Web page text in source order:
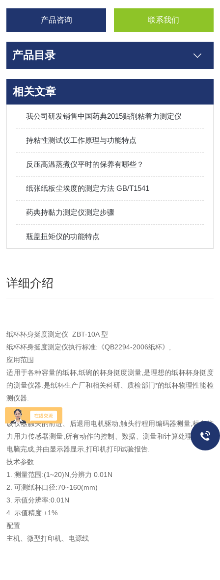
产品咨询 联系我们
产品目录
相关文章
我公司研发销售中国药典2015贴剂粘着力测定仪
持粘性测试仪工作原理与功能特点
反压高温蒸煮仪平时的保养有哪些？
纸张纸板尘埃度的测定方法 GB/T1541
药典持黏力测定仪测定步骤
瓶盖扭矩仪的功能特点
详细介绍
纸杯杯身挺度测定仪 ZBT-10A 型
纸杯杯身挺度测定仪执行标准:《QB2294-2006纸杯》,
应用范围
适用于各种容量的纸杯,纸碗的杯身挺度测量,是理想的纸杯杯身挺度
的测量仪器.是纸杯生产厂和相关科研、质检部门*的纸杯物理性能检
测仪器.
技术特征
该仪器触头的前进、后退用电机驱动,触头行程用编码器测量,标身抗
力用力传感器测量,所有动作的控制、数据、测量和计算处理的均由
电脑完成,并由显示器显示,打印机打印试验报告.
技术参数
1. 测量范围:(1~20)N,分辨力 0.01N
2. 可测纸杯口径:70~160(mm)
3. 示值分辨率:0.01N
4. 示值精度:±1%
配置
主机、微型打印机、电源线